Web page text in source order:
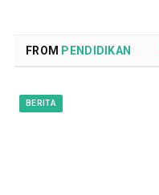
FROM PENDIDIKAN
BERITA